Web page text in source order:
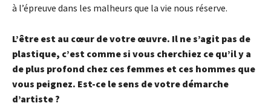
à l’épreuve dans les malheurs que la vie nous réserve.
L’être est au cœur de votre œuvre. Il ne s’agit pas de
plastique, c’est comme si vous cherchiez ce qu’il y a
de plus profond chez ces femmes et ces hommes que
vous peignez. Est-ce le sens de votre démarche
d’artiste ?